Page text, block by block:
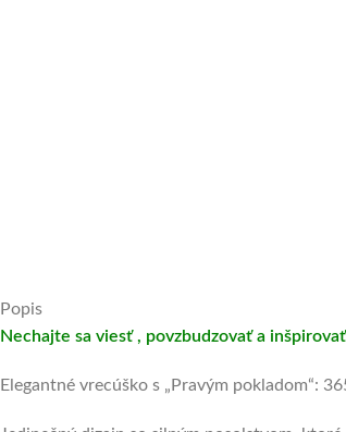
Popis
Nechajte sa viesť , povzbudzovať a
Elegantné vrecúško s „Pravým pokladom“: